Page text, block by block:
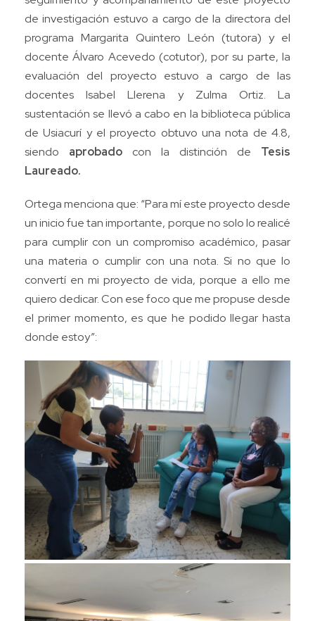
de investigación estuvo a cargo de la directora del
programa Margarita Quintero León (tutora) y el
docente Álvaro Acevedo (cotutor), por su parte, la
evaluación del proyecto estuvo a cargo de las
docentes Isabel Llerena y Zulma Ortiz. La
sustentación se llevó a cabo en la biblioteca pública
de Usiacurí y el proyecto obtuvo una nota de 4.8,
siendo aprobado con la distinción de Tesis
Laureado.
Ortega menciona que: “Para mí este proyecto desde
un inicio fue tan importante, porque no solo lo realicé
para cumplir con un compromiso académico, pasar
una materia o cumplir con una nota. Si no que lo
convertí en mi proyecto de vida, porque a ello me
quiero dedicar. Con ese foco que me propuse desde
el primer momento, es que he podido llegar hasta
donde estoy”: